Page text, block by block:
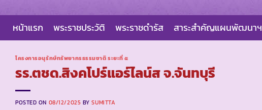
หน้าแรก พระราชประวัติ พระราชดำรัส สาระสำคัญแผนพัฒนาฯ
โครงการอนุรักษ์ทรัพยากรธรรมชาติ ระยะที่ ๕
รร.ตชด.สิงคโปร์แอร์ไลน์ส จ.จันทบุรี
POSTED ON 08/12/2025 BYSUMITTA